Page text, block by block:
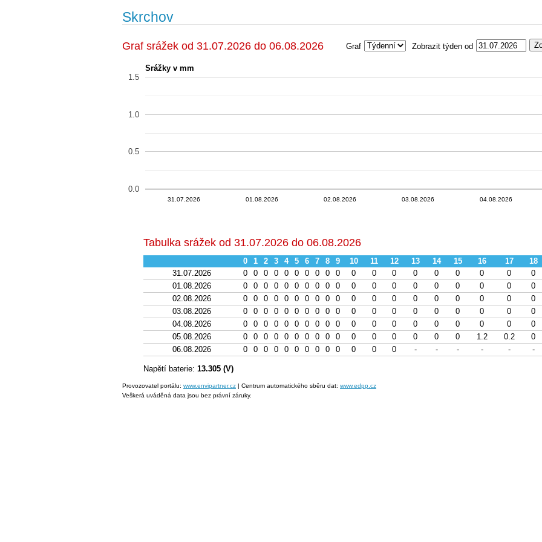
Skrchov
Graf srážek od 31.07.2026 do 06.08.2026 Graf Zobrazit týden od
Srážky v mm
31.07.20…31.07.20…
31.07.20…01.08.20… 01.08.20…01.08.20…
01.08.20…02.08.20… 02.08.20…02.08.20…
02.08.20…03.08.20… 03.08.20…03.08.20…
03.08.20…04.08.20… 04.08.20…04.08.20…
04.08.20…05.08.20…
0.0
0.5
1.0
1.5
31.07.2026 01.08.2026 02.08.2026 03.08.2026 04.08.2026
Tabulka srážek od 31.07.2026 do 06.08.2026
0 1 2 3 4 5 6 7 8 9 10 11 12 13 14 15 16 17 18
31.07.2026
0 0 0 0 0 0 0 0 0 0 0 0 0 0 0 0 0 0 0
01.08.2026
0 0 0 0 0 0 0 0 0 0 0 0 0 0 0 0 0 0 0
02.08.2026
0 0 0 0 0 0 0 0 0 0 0 0 0 0 0 0 0 0 0
03.08.2026
0 0 0 0 0 0 0 0 0 0 0 0 0 0 0 0 0 0 0
04.08.2026
0 0 0 0 0 0 0 0 0 0 0 0 0 0 0 0 0 0 0
05.08.2026
0 0 0 0 0 0 0 0 0 0 0 0 0 0 0 0 1.2 0.2 0
06.08.2026
0 0 0 0 0 0 0 0 0 0 0 0 0 - - - - - -
Napětí baterie: 13.305 (V)
Provozovatel portálu: www.envipartner.cz | Centrum automatického sběru dat: www.edpp.cz
Veškerá uváděná data jsou bez právní záruky.